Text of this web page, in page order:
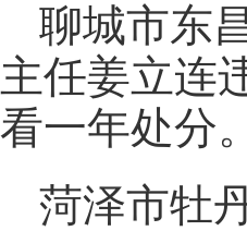
聊城市东
主任姜立连
看一年处分。
菏泽市牡